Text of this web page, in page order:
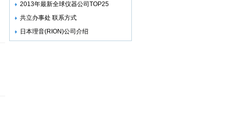
2013年最新全球仪器公司TOP25
共立办事处 联系方式
日本理音(RION)公司介绍